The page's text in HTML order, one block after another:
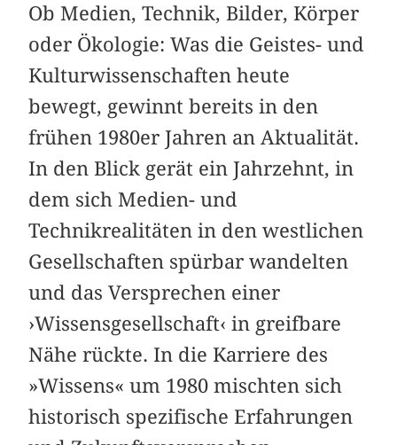
Ob Medien, Technik, Bilder, Körper
oder Ökologie: Was die Geistes- und
Kulturwissenschaften heute
bewegt, gewinnt bereits in den
frühen 1980er Jahren an Aktualität.
In den Blick gerät ein Jahrzehnt, in
dem sich Medien- und
Technikrealitäten in den westlichen
Gesellschaften spürbar wandelten
und das Versprechen einer
›Wissensgesellschaft‹ in greifbare
Nähe rückte. In die Karriere des
»Wissens« um 1980 mischten sich
historisch spezifische Erfahrungen